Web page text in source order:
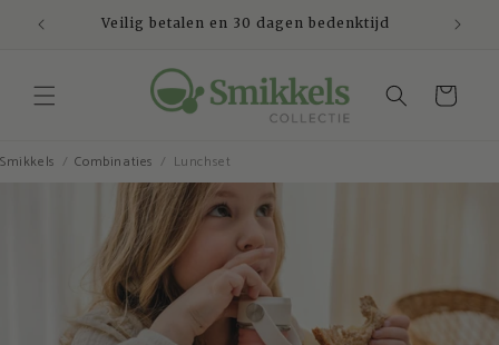
naar de Veilig betalen en 30 dagen bedenktijd
Winkelwagen
Smikkels Combinaties Lunchset